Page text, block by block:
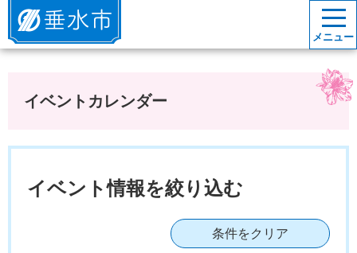
垂水市
メニュー
イベントカレンダー
イベント情報を絞り込む
条件をクリア